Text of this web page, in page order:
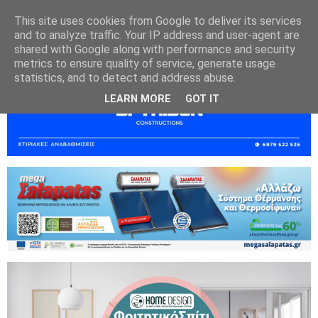
This site uses cookies from Google to deliver its services
and to analyze traffic. Your IP address and user-agent are
shared with Google along with performance and security
metrics to ensure quality of service, generate usage
statistics, and to detect and address abuse.
LEARN MORE GOT IT